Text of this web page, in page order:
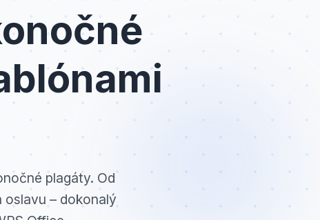
plagáty. Od
– dokonalý